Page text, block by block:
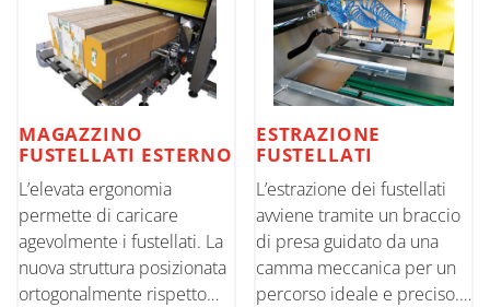
MAGAZZINO
FUSTELLATI ESTERNO
L’elevata ergonomia
permette di caricare
agevolmente i fustellati. La
nuova struttura posizionata
ortogonalmente rispetto
ESTRAZIONE
FUSTELLATI
L’estrazione dei fustellati
avviene tramite un braccio
di presa guidato da una
camma meccanica per un
percorso ideale e preciso.